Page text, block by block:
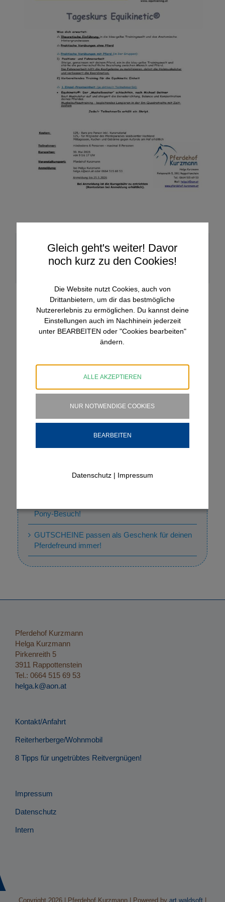
Teile diesen Artikel!
FacebookWhatsApp
E-
Aktuelle Beiträge
Equitraining mit Tanja Schöfbeck 30.Mai 2026
Unser Shetlandpony FILOU macht auch
Hausbesuche
30. April 2022 HORSEMANSHIP-TRAIL-TAG
mit Helga und Isabella Kurzmann
10. April 2022: Kurs ERSTE HILFE für Pferde,
mit Dipl. Tzt. Mag. Elisabeth Heymann
Pony-Besuch!
GUTSCHEINE passen als Geschenk für deinen
Pferdefreund immer!
Pferdehof Kurzmann
Helga Kurzmann
Pirkenreith 5
3911 Rappottenstein
Tel.: 0664 515 69 53
helga.k@aon.at
Kontakt/Anfahrt
Reiterherberge/Wohnmobil
8 Tipps für ungetrübtes Reitvergnügen!
Impressum
Datenschutz
Intern
Copyright 2026 | Pferdehof Kurzmann | Powered by art.waldsoft
Gleich geht's weiter! Davor
noch kurz zu den Cookies!
Die Website nutzt Cookies, auch von
Drittanbietern, um dir das bestmögliche
Nutzererlebnis zu ermöglichen. Du kannst deine
Einstellungen auch im Nachhinein jederzeit
unter BEARBEITEN oder "Cookies bearbeiten"
ändern.
ALLE AKZEPTIEREN
NUR NOTWENDIGE COOKIES
BEARBEITEN
Datenschutz | Impressum